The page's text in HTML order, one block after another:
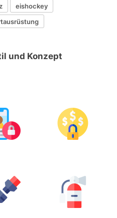
eishockey
und Konzept